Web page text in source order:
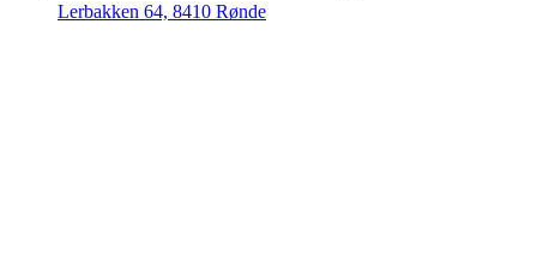
Lerbakken 64, 8410 Rønde